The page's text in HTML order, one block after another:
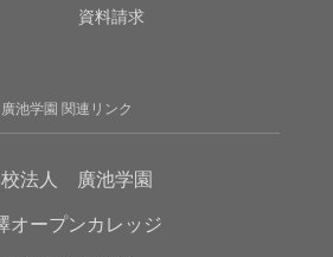
資料請求
廣池学園 関連リンク
法人 廣池学園
オープンカレッジ